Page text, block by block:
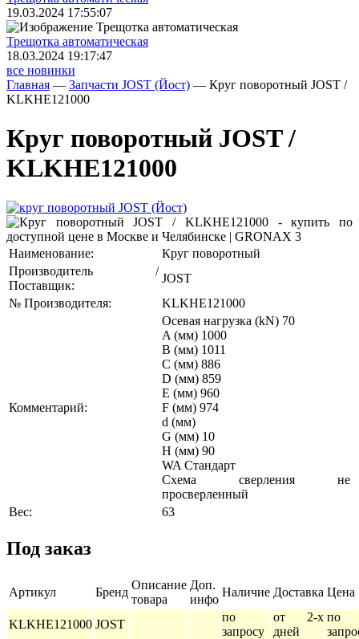
19.03.2024 17:55:07
Трещoтка автоматическая
18.03.2024 19:17:47
все новинки
Главная — Запчасти JOST (Йост) — Круг поворотный JOST /
KLKHE121000
Круг поворотный JOST /
KLKHE121000
Наименование:
Круг поворотный
Производитель /
Поставщик:
JOST
№ Производителя:
KLKHE121000
Комментарий:
Осевая нагрузка (kN) 70
A (мм) 1000
B (мм) 1011
C (мм) 886
D (мм) 859
E (мм) 960
F (мм) 974
d (мм)
G (мм) 10
H (мм) 90
WA Стандарт
Схема сверления не
просверленный
Вес:
63
Под заказ
Артикул Бренд
Описание
товара
Доп.
инфо
Наличие Доставка Цена
KLKHE121000 JOST
по
запросу
от 2-х
дней
по